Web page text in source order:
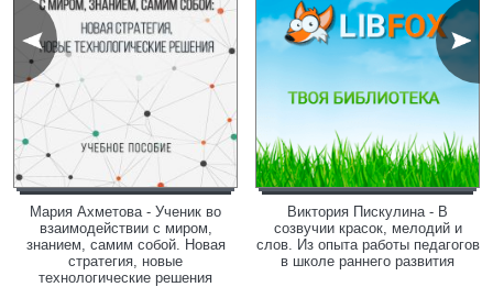
Мария Ахметова - Ученик во
взаимодействии с миром,
знанием, самим собой. Новая
стратегия, новые
технологические решения
Виктория Пискулина - В
созвучии красок, мелодий и
слов. Из опыта работы педагогов
в школе раннего развития